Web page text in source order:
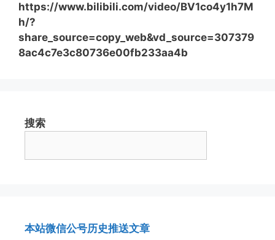
https://www.bilibili.com/video/BV1co4y1h7M
h/?
share_source=copy_web&vd_source=307379
8ac4c7e3c80736e00fb233aa4b
搜索
本站微信公号历史推送文章